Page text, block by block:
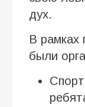
дух.
В рамках
были